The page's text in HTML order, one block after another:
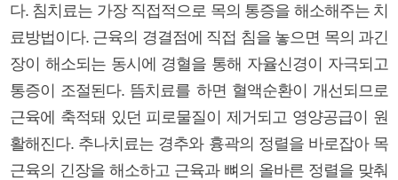
다. 침치료는 가장 직접적으로 목의 통증을 해소해주는 치
료방법이다. 근육의 경결점에 직접 침을 놓으면 목의 과긴
장이 해소되는 동시에 경혈을 통해 자율신경이 자극되고
통증이 조절된다. 뜸치료를 하면 혈액순환이 개선되므로
근육에 축적돼 있던 피로물질이 제거되고 영양공급이 원
활해진다. 추나치료는 경추와 흉곽의 정렬을 바로잡아 목
근육의 긴장을 해소하고 근육과 뼈의 올바른 정렬을 맞춰